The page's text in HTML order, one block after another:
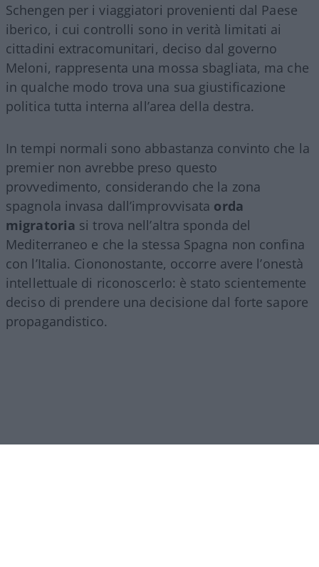
Schengen per i viaggiatori provenienti dal Paese
iberico, i cui controlli sono in verità limitati ai
cittadini extracomunitari, deciso dal governo
Meloni, rappresenta una mossa sbagliata, ma che
in qualche modo trova una sua giustificazione
politica tutta interna all’area della destra.
In tempi normali sono abbastanza convinto che la
premier non avrebbe preso questo
provvedimento, considerando che la zona
spagnola invasa dall’improvvisata orda
migratoria si trova nell’altra sponda del
Mediterraneo e che la stessa Spagna non confina
con l’Italia. Ciononostante, occorre avere l’onestà
intellettuale di riconoscerlo: è stato scientemente
deciso di prendere una decisione dal forte sapore
propagandistico.